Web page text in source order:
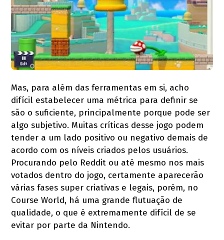
Mas, para além das ferramentas em si, acho
difícil estabelecer uma métrica para definir se
são o suficiente, principalmente porque pode ser
algo subjetivo. Muitas críticas desse jogo podem
tender a um lado positivo ou negativo demais de
acordo com os níveis criados pelos usuários.
Procurando pelo Reddit ou até mesmo nos mais
votados dentro do jogo, certamente aparecerão
várias fases super criativas e legais, porém, no
Course World, há uma grande flutuação de
qualidade, o que é extremamente difícil de se
evitar por parte da Nintendo.